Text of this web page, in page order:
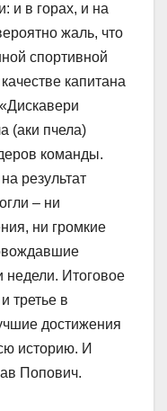
и в горах, и на
жаль, что
спортивной
капитана
(аки пчела)
команды.
результат
– ни
ни громкие
недели. Итоговое
третье в
достижения
историю. И
Попович.